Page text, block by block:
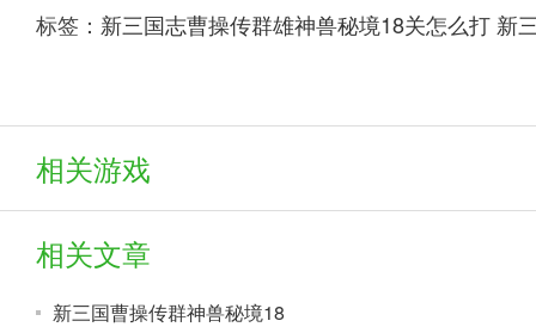
标签： 新三国志曹操传群雄神兽秘境18关怎么打 新
相关游戏
相关文章
新三国曹操传群神兽秘境18